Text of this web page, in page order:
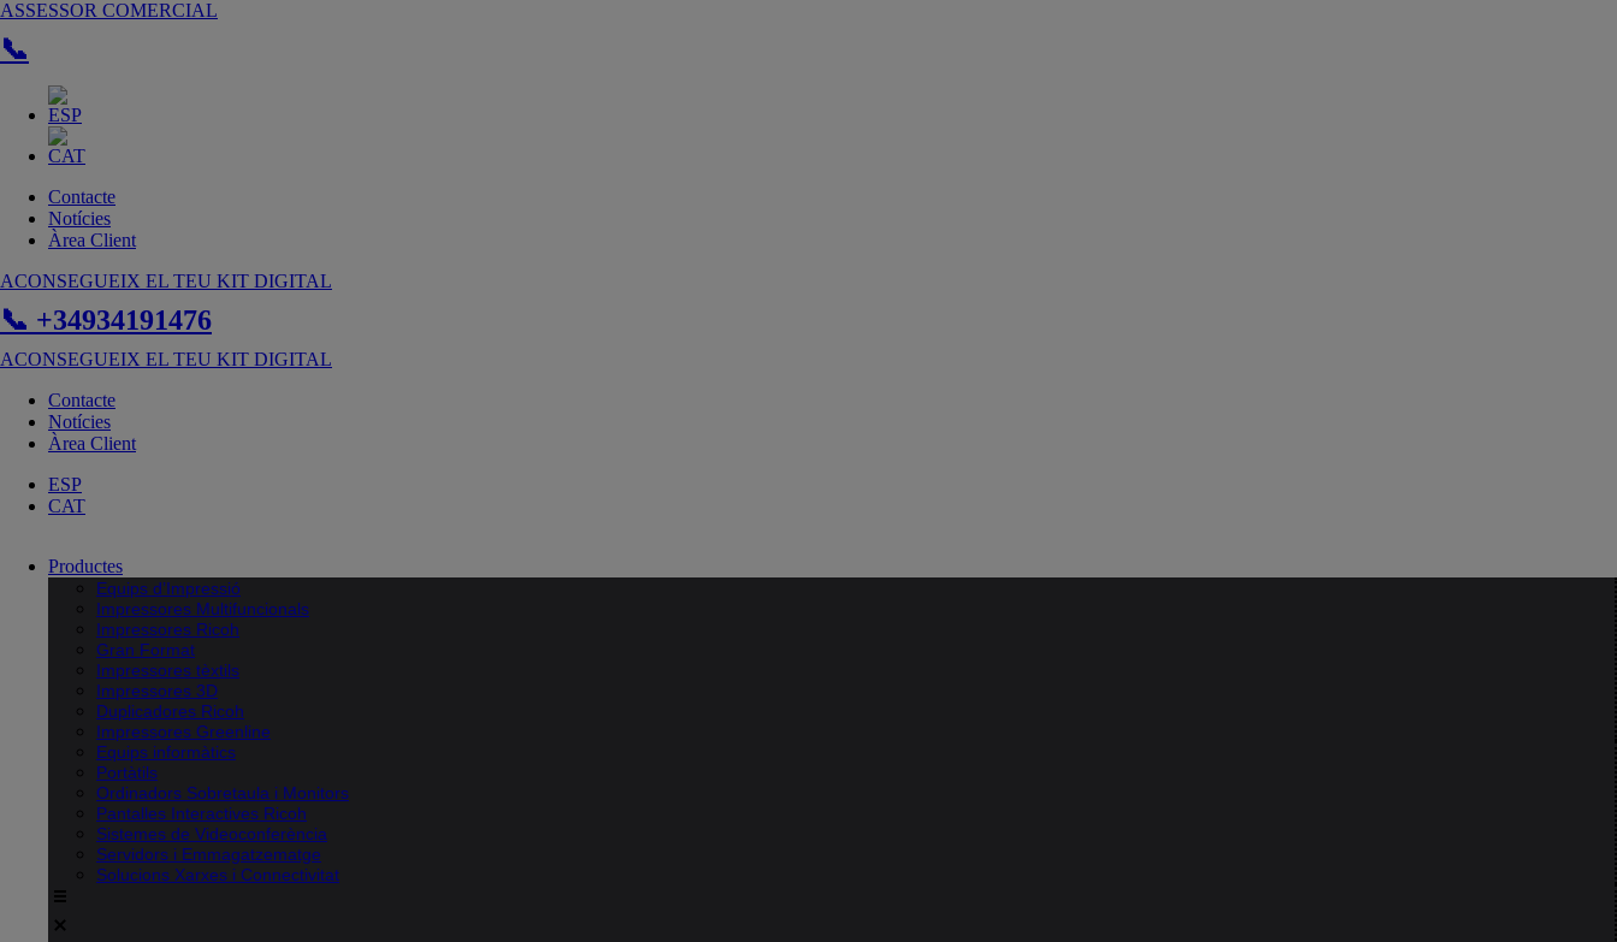
Vés
contingut
ASSESSOR COMERCIAL
📞
Contacte
Notícies
Àrea Client
ACONSEGUEIX EL TEU KIT DIGITAL
📞 +34934191476
ACONSEGUEIX EL TEU KIT DIGITAL
Contacte
Notícies
Àrea Client
ESP
CAT
Productes
Equips d’Impressió
Impressores Multifuncionals
Impressores Ricoh
Gran Format
Impressores tèxtils
Impressores 3D
Duplicadores Ricoh
Impressores Greenline
Equips informàtics
Portàtils
Ordinadors Sobretaula i Monitors
Pantalles Interactives Ricoh
Sistemes de Videoconferència
Servidors i Emmagatzematge
Solucions Xarxes i Connectivitat